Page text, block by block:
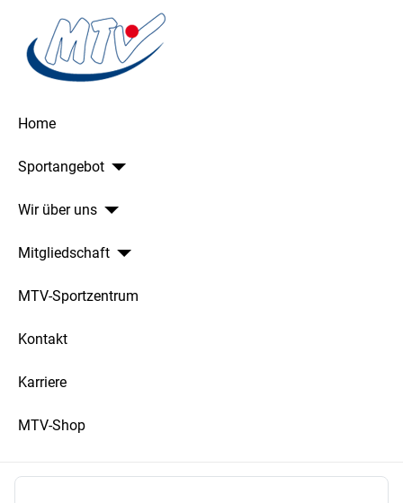
Home
Sportangebot
Wir über uns
Mitgliedschaft
MTV-Sportzentrum
Kontakt
Karriere
MTV-Shop